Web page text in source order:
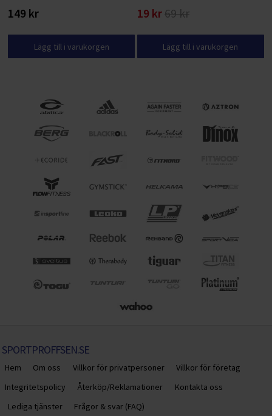
149 kr
Lägg till i varukorgen
19 kr69 kr
Lägg till i varukorgen
SPORTPROFFSEN.SE
Hem Om oss Villkor för privatpersoner
Villkor för företag
Integritetspolicy
Återköp/Reklamationer
Kontakta oss
Lediga tjänster
Frågor & svar (FAQ)